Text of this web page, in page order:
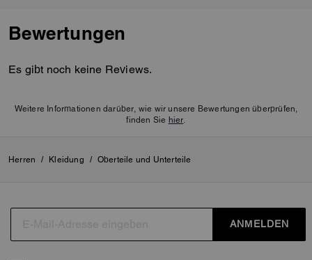
Bewertungen
Es gibt noch keine Reviews.
Weitere Informationen darüber, wie wir unsere Bewertungen überprüfen,
finden Sie hier
Herren / Kleidung / Oberteile und Unterteile
ANMELDEN